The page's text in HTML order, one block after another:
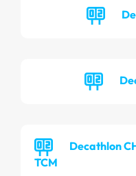
Decathlon
TCM